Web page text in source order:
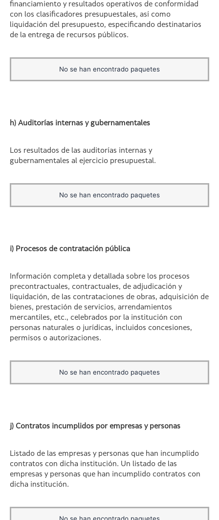
financiamiento y resultados operativos de conformidad
con los clasificadores presupuestales, así como
liquidación del presupuesto, especificando destinatarios
de la entrega de recursos públicos.
No se han encontrado paquetes
h) Auditorías internas y gubernamentales
Los resultados de las auditorías internas y
gubernamentales al ejercicio presupuestal.
No se han encontrado paquetes
i) Procesos de contratación pública
Información completa y detallada sobre los procesos
precontractuales, contractuales, de adjudicación y
liquidación, de las contrataciones de obras, adquisición de
bienes, prestación de servicios, arrendamientos
mercantiles, etc., celebrados por la institución con
personas naturales o jurídicas, incluidos concesiones,
permisos o autorizaciones.
No se han encontrado paquetes
j) Contratos incumplidos por empresas y personas
Listado de las empresas y personas que han incumplido
contratos con dicha institución. Un listado de las
empresas y personas que han incumplido contratos con
dicha institución.
No se han encontrado paquetes